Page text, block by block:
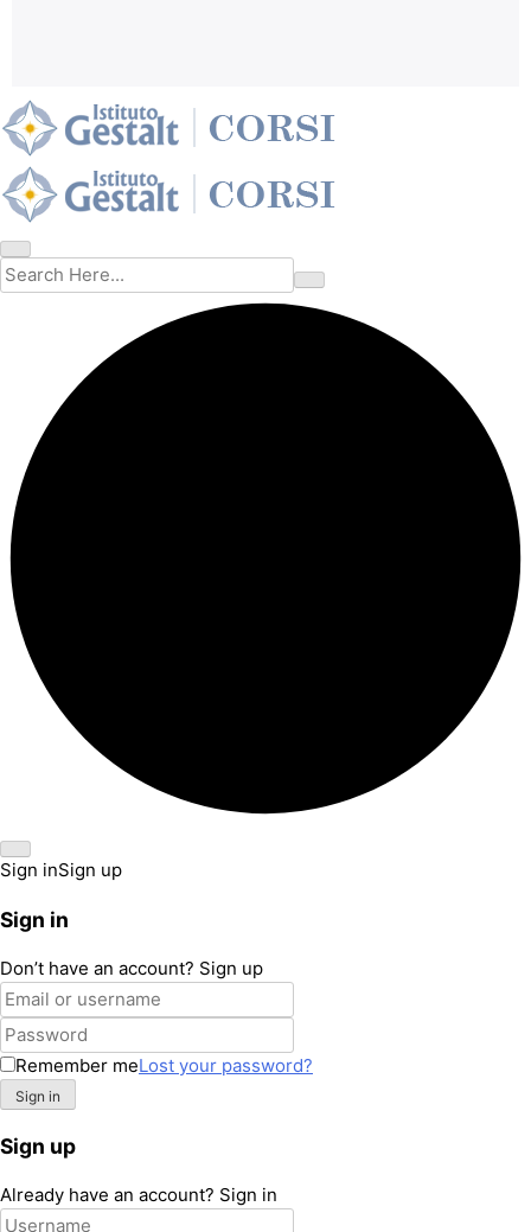
Sign inSign up
Sign in
Don’t have an account? Sign up
Remember meLost your password?
Sign up
Already have an account? Sign in